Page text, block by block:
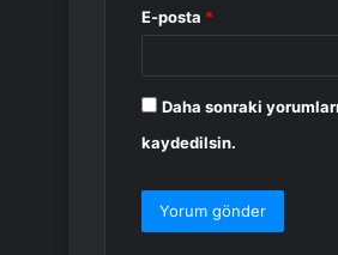
E-posta *
Daha sonraki
kaydedilsin.